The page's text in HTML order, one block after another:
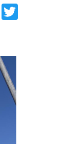
Facebook